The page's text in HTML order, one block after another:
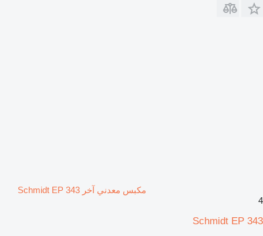
مكبس معدني آخر Schmidt EP 343
4
Schmidt EP 343